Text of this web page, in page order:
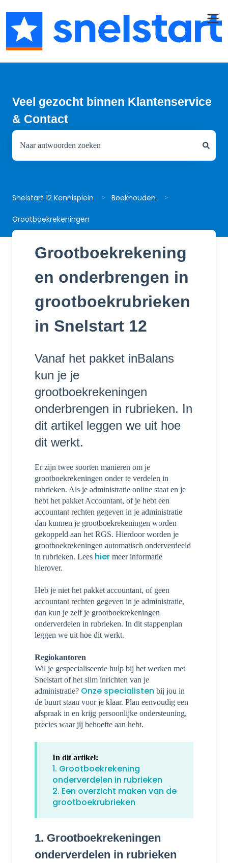
Veel gezocht binnen Klantenservice
& Contact
Snelstart 12 Kennisplein Boekhouden
Grootboekrekeningen
Grootboekrekening
en onderbrengen in
grootboekrubrieken
in Snelstart 12
Vanaf het pakket inBalans
kun je je
grootboekrekeningen
onderbrengen in rubrieken. In
dit artikel leggen we uit hoe
dit werkt.
Er zijn twee soorten manieren om je
grootboekrekeningen onder te verdelen in
rubrieken. Als je administratie online staat en je
hebt het pakket Accountant, of je hebt een
accountant rechten gegeven in je administratie
dan kunnen je grootboekrekeningen worden
gekoppeld aan het RGS. Hierdoor worden je
grootboekrekeningen automatisch onderverdeeld
in rubrieken. Lees hier meer informatie
hierover.
Heb je niet het pakket accountant, of geen
accountant rechten gegeven in je administratie,
dan kun je zelf je grootboekrekeningen
onderverdelen in rubrieken. In dit stappenplan
leggen we uit hoe dit werkt.
Regiokantoren
Wil je gespecialiseerde hulp bij het werken met
Snelstart of het slim inrichten van je
administratie? Onze specialisten bij jou in
de buurt staan voor je klaar. Plan eenvoudig een
afspraak in en krijg persoonlijke ondersteuning,
precies waar jij behoefte aan hebt.
In dit artikel:
1. Grootboekrekening
onderverdelen in rubrieken
2. Een overzicht maken van de
grootboekrubrieken
1. Grootboekrekeningen
onderverdelen in rubrieken